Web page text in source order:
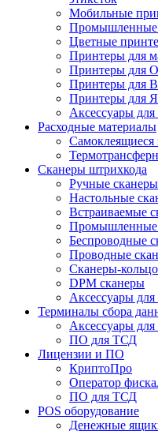
Мобильные
Промышленные
Цветные
Принтеры для
Принтеры для
Принтеры для
Принтеры для
Аксессуары
Расходные материалы
Самоклеящиеся
Сканеры штрихкода
Ручные
Настольные
Встраиваемые
Промышленные
Беспроводные
Проводные
Сканеры-кольцо
DPM сканеры
Аксессуары
Терминалы сбора
Аксессуары
ПО для ТСД
Лицензии и ПО
КриптоПро
Оператор
ПО для ТСД
POS оборудование
Денежные